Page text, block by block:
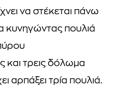
να στέκεται πάνω
κυνηγώντας πουλιά
και τρεις δόλωμα
αρπάξει τρία πουλιά.